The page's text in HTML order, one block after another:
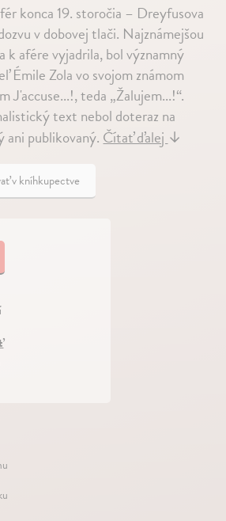
konca 19. storočia – Dreyfusova
v dobovej tlači. Najznámejšou
k afére vyjadrila, bol významný
Émile Zola vo svojom známom
J'accuse...!, teda „Žalujem...!“.
text nebol doteraz na
ani publikovaný. Čítať ďalej ↓
v kníhkupectve